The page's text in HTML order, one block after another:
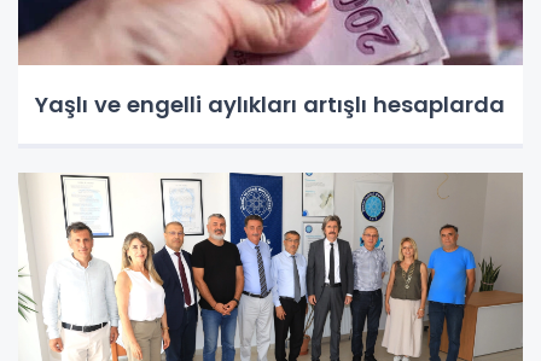
Yaşlı ve engelli aylıkları artışlı hesaplarda